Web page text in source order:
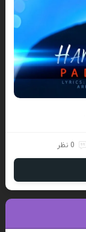
0 نظر